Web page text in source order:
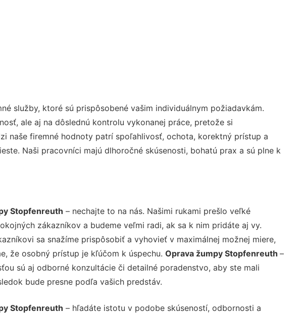
služby, ktoré sú prispôsobené vašim individuálnym požiadavkám.
ale aj na dôslednú kontrolu vykonanej práce, pretože si
naše firemné hodnoty patrí spoľahlivosť, ochota, korektný prístup a
Naši pracovníci majú dlhoročné skúsenosti, bohatú prax a sú plne k
Stopfenreuth – nechajte to na nás. Našimi rukami prešlo veľké
zákazníkov a budeme veľmi radi, ak sa k nim pridáte aj vy.
sa snažíme prispôsobiť a vyhovieť v maximálnej možnej miere,
že osobný prístup je kľúčom k úspechu. Oprava žumpy Stopfenreuth –
sú aj odborné konzultácie či detailné poradenstvo, aby ste mali
bude presne podľa vašich predstáv.
Stopfenreuth – hľadáte istotu v podobe skúseností, odbornosti a